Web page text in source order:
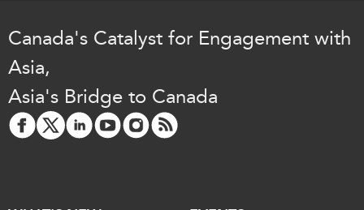
Canada's Catalyst for Engagement with
Asia,
Asia's Bridge to Canada